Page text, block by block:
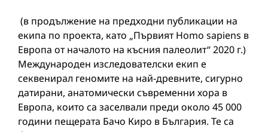
(в продължение на предходни публикации на
екипа по проекта, като „Първият Homo sapiens в
Европа от началото на късния палеолит“ 2020 г.)
Международен изследователски екип е
секвенирал геномите на най-древните, сигурно
датирани, анатомически съвременни хора в
Европа, които са заселвали преди около 45 000
години пещерата Бачо Киро в България. Те са